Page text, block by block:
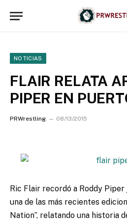
NOTICIAS
FLAIR RELATA
PIPER EN
PRWrestling 08/13/2015
Ric Flair recordó a Roddy
una de las más recientes
Nation”, relatando una historia